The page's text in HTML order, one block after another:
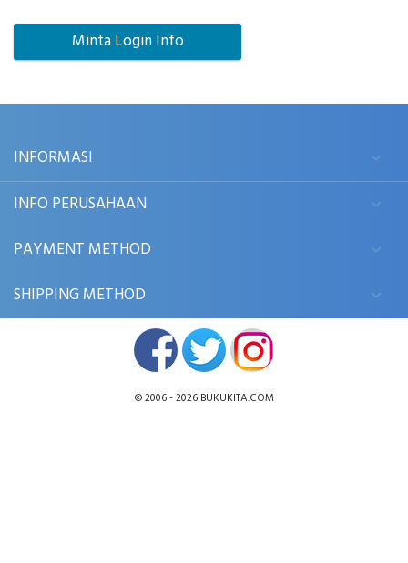
INFORMASI
INFO PERUSAHAAN
PAYMENT METHOD
SHIPPING METHOD
© 2006 - 2026 BUKUKITA.COM